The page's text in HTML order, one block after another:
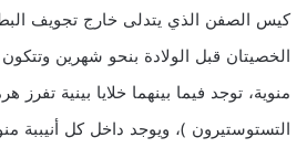
كيس الصفن الذي يتدلى خارج تجويف
الخصيتان قبل الولادة بنحو شهرين
منوية، توجد فيما بينهما خلايا بينية تفرز
التستوستيرون )، ويوجد داخل كل أنيببة